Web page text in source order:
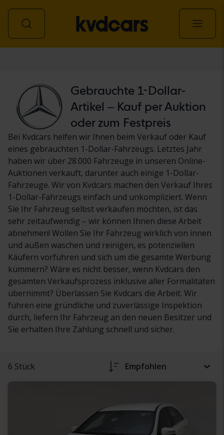
Gebrauchte 1-Dollar-
Artikel – Kauf per Auktion
oder zum Festpreis
Bei Kvdcars helfen wir Ihnen beim Verkauf oder Kauf
eines gebrauchten 1-Dollar-Fahrzeugs. Letztes Jahr
haben wir über 28.000 Fahrzeuge in unseren Online-
Auktionen verkauft, darunter auch einige 1-Dollar-
Fahrzeuge. Wir von Kvdcars machen den Verkauf Ihres
1-Dollar-Fahrzeugs einfach und unkompliziert. Wenn
Sie Ihr Fahrzeug selbst verkaufen möchten, ist das
sehr zeitaufwendig – wir können Ihnen diese Arbeit
abnehmen! Wollen Sie Ihr Fahrzeug wirklich von innen
und außen waschen und reinigen, es potenziellen
Käufern vorführen und sich um die gesamte Werbung
kümmern? Wäre es nicht besser, wenn Kvdcars den
gesamten Verkaufsprozess inklusive aller Formalitäten
übernimmt? Überlassen Sie Kvdcars die Arbeit. Wir
führen eine gründliche und zuverlässige Inspektion
durch, liefern Ihr Fahrzeug an den neuen Besitzer und
Sie erhalten Ihre Zahlung schnell und sicher.
6 Stück Empfohlen